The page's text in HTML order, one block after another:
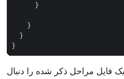
      }
    }
  }
یک فایل مراحل ذکر شده را دنبال